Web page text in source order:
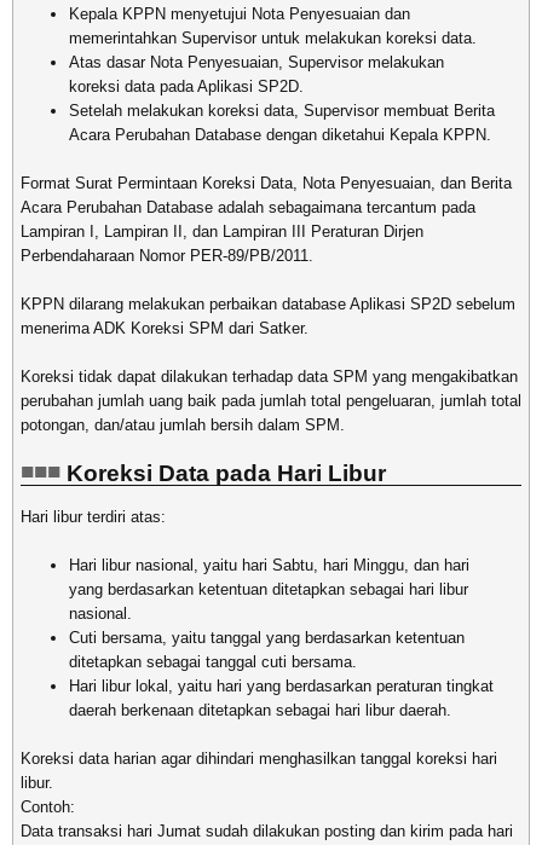
Kepala KPPN menyetujui Nota Penyesuaian dan
memerintahkan Supervisor untuk melakukan koreksi data.
Atas dasar Nota Penyesuaian, Supervisor melakukan
koreksi data pada Aplikasi SP2D.
Setelah melakukan koreksi data, Supervisor membuat Berita
Acara Perubahan Database dengan diketahui Kepala KPPN.
Format Surat Permintaan Koreksi Data, Nota Penyesuaian, dan Berita
Acara Perubahan Database adalah sebagaimana tercantum pada
Lampiran I, Lampiran II, dan Lampiran III Peraturan Dirjen
Perbendaharaan Nomor PER-89/PB/2011.
KPPN dilarang melakukan perbaikan database Aplikasi SP2D sebelum
menerima ADK Koreksi SPM dari Satker.
Koreksi tidak dapat dilakukan terhadap data SPM yang mengakibatkan
perubahan jumlah uang baik pada jumlah total pengeluaran, jumlah total
potongan, dan/atau jumlah bersih dalam SPM.
Koreksi Data pada Hari Libur
Hari libur terdiri atas:
Hari libur nasional, yaitu hari Sabtu, hari Minggu, dan hari
yang berdasarkan ketentuan ditetapkan sebagai hari libur
nasional.
Cuti bersama, yaitu tanggal yang berdasarkan ketentuan
ditetapkan sebagai tanggal cuti bersama.
Hari libur lokal, yaitu hari yang berdasarkan peraturan tingkat
daerah berkenaan ditetapkan sebagai hari libur daerah.
Koreksi data harian agar dihindari menghasilkan tanggal koreksi hari
libur.
Contoh:
Data transaksi hari Jumat sudah dilakukan posting dan kirim pada hari